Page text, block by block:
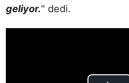
geliyor." dedi.